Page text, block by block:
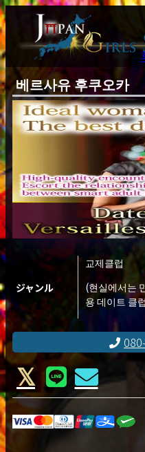
베르사유 후쿠오카
ジャンル
교제클럽
(현실에서는
용 데이트 클